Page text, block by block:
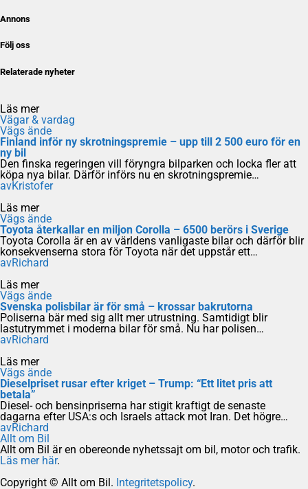
Annons
Följ oss
Relaterade nyheter
Läs mer
Vägar & vardag
Vägs ände
Finland inför ny skrotningspremie – upp till 2 500 euro för en
ny bil
Den finska regeringen vill föryngra bilparken och locka fler att
köpa nya bilar. Därför införs nu en skrotningspremie…
avKristofer
Läs mer
Vägs ände
Toyota återkallar en miljon Corolla – 6500 berörs i Sverige
Toyota Corolla är en av världens vanligaste bilar och därför blir
konsekvenserna stora för Toyota när det uppstår ett…
avRichard
Läs mer
Vägs ände
Svenska polisbilar är för små – krossar bakrutorna
Poliserna bär med sig allt mer utrustning. Samtidigt blir
lastutrymmet i moderna bilar för små. Nu har polisen…
avRichard
Läs mer
Vägs ände
Dieselpriset rusar efter kriget – Trump: “Ett litet pris att
betala”
Diesel- och bensinpriserna har stigit kraftigt de senaste
dagarna efter USA:s och Israels attack mot Iran. Det högre…
avRichard
Allt om Bil
Allt om Bil är en obereonde nyhetssajt om bil, motor och trafik.
Läs mer här.
Copyright © Allt om Bil. Integritetspolicy.